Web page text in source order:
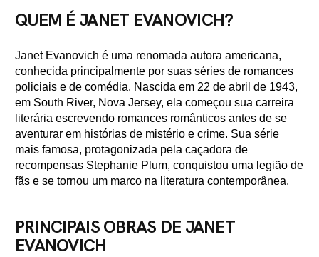
QUEM É JANET EVANOVICH?
Janet Evanovich é uma renomada autora americana,
conhecida principalmente por suas séries de romances
policiais e de comédia. Nascida em 22 de abril de 1943,
em South River, Nova Jersey, ela começou sua carreira
literária escrevendo romances românticos antes de se
aventurar em histórias de mistério e crime. Sua série
mais famosa, protagonizada pela caçadora de
recompensas Stephanie Plum, conquistou uma legião de
fãs e se tornou um marco na literatura contemporânea.
PRINCIPAIS OBRAS DE JANET
EVANOVICH